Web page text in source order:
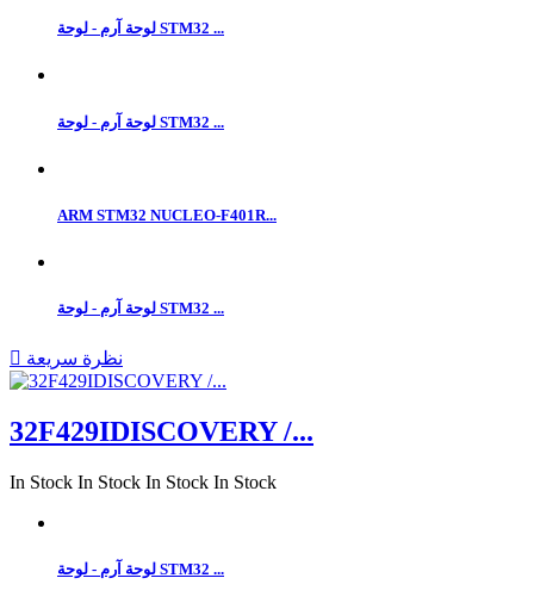
لوحة آرم - لوحة STM32 ...
لوحة آرم - لوحة STM32 ...
ARM STM32 NUCLEO-F401R...
لوحة آرم - لوحة STM32 ...
 نظرة سريعة
32F429IDISCOVERY /...
In Stock In Stock In Stock In Stock
لوحة آرم - لوحة STM32 ...